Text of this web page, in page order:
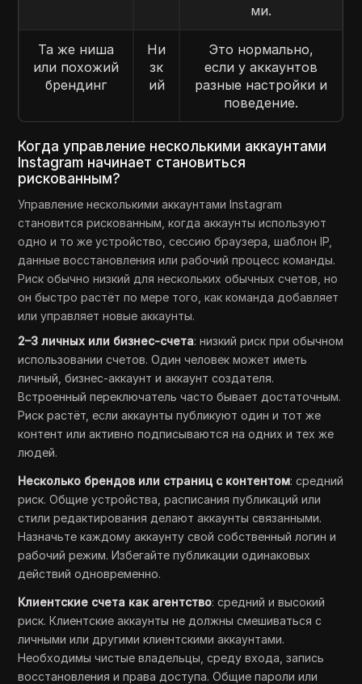
ми.
Та же ниша
или похожий
брендинг
Ни
зк
ий
Это нормально,
если у аккаунтов
разные настройки и
поведение.
Когда управление несколькими аккаунтами
Instagram начинает становиться
рискованным?
Управление несколькими аккаунтами Instagram
становится рискованным, когда аккаунты используют
одно и то же устройство, сессию браузера, шаблон IP,
данные восстановления или рабочий процесс команды.
Риск обычно низкий для нескольких обычных счетов, но
он быстро растёт по мере того, как команда добавляет
или управляет новые аккаунты.
2–3 личных или бизнес-счета: низкий риск при обычном
использовании счетов. Один человек может иметь
личный, бизнес-аккаунт и аккаунт создателя.
Встроенный переключатель часто бывает достаточным.
Риск растёт, если аккаунты публикуют один и тот же
контент или активно подписываются на одних и тех же
людей.
Несколько брендов или страниц с контентом: средний
риск. Общие устройства, расписания публикаций или
стили редактирования делают аккаунты связанными.
Назначьте каждому аккаунту свой собственный логин и
рабочий режим. Избегайте публикации одинаковых
действий одновременно.
Клиентские счета как агентство: средний и высокий
риск. Клиентские аккаунты не должны смешиваться с
личными или другими клиентскими аккаунтами.
Необходимы чистые владельцы, среду входа, запись
восстановления и права доступа. Общие пароли или